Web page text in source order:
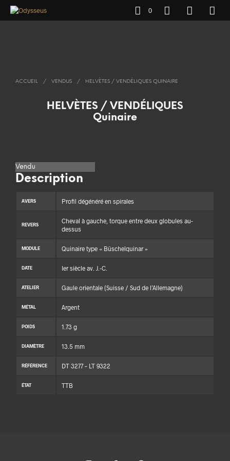
0
ACCUEIL / VENDUS / HELVÈTES / VENDÉLIQUES QUINAIRE
HELVÈTES / VENDÉLIQUES
Quinaire
Vendu
Description
AVERS Profil dégénéré en spirales
REVERS
Cheval à gauche, torque entre deux globules au-
dessus
MODULE Quinaire type « Büschelquinar »
DATE Ier siècle av. J.-C.
ATELIER Gaule orientale (Suisse / Sud de l’Allemagne)
MÉTAL Argent
POIDS 1.73 g
DIAMÈTRE 13.5 mm
RÉFÉRENCE DT 3277 – LT 9322
ÉTAT TTB